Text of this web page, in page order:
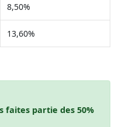
8,50%
13,60%
faites partie des 50%